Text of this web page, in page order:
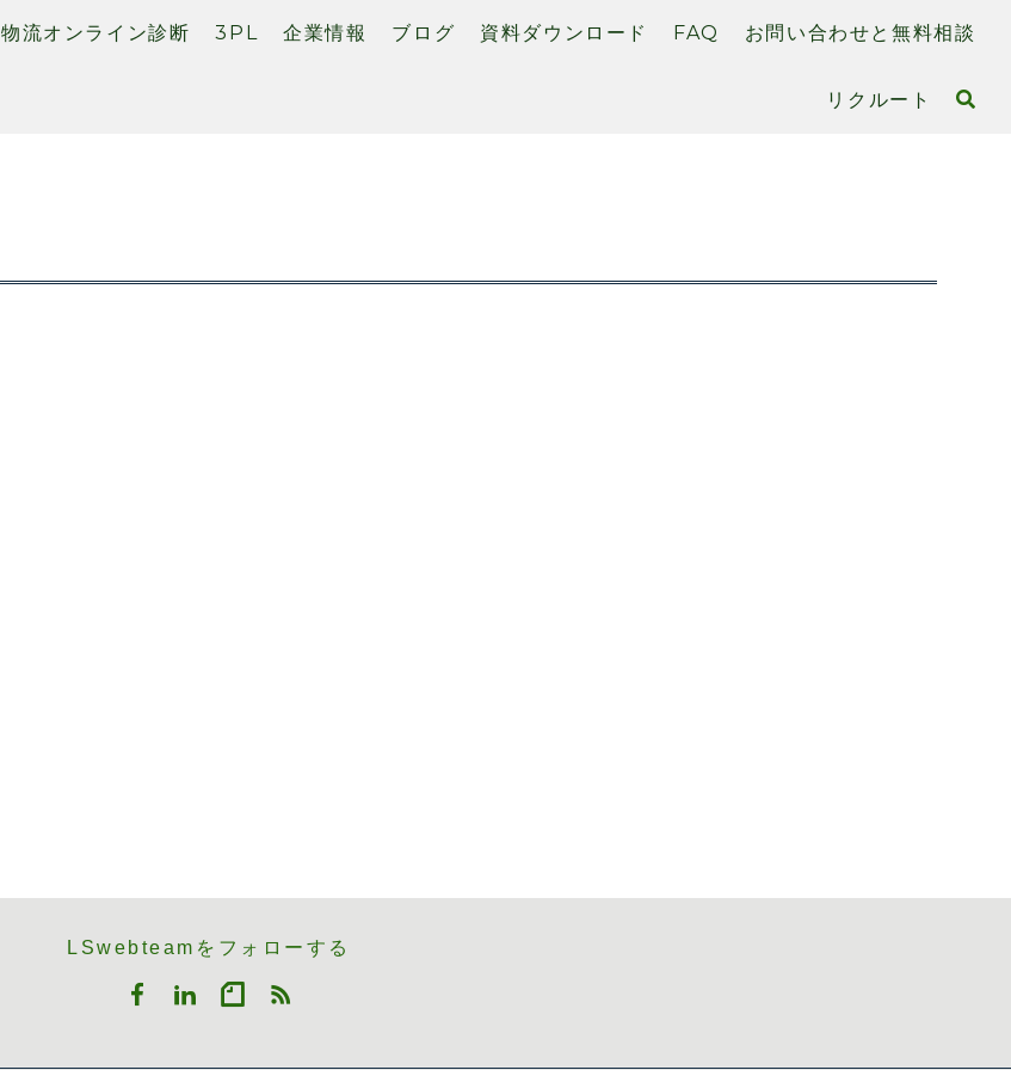
物流オンライン診断 3PL 企業情報 ブログ 資料ダウンロード FAQ お問い合わせと無料相談
リクルート
LSwebteamをフォローする